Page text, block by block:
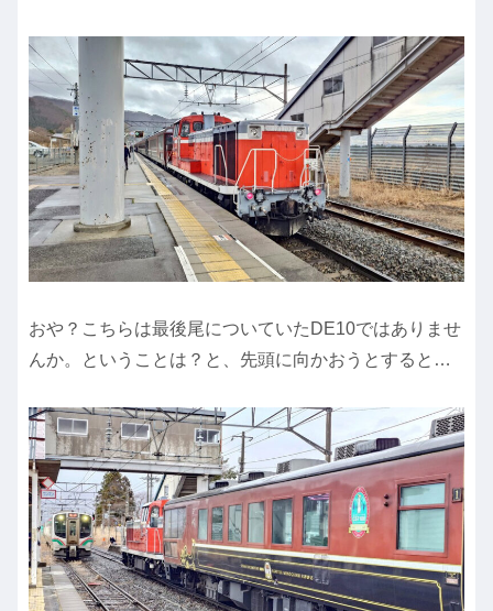
おや？こちらは最後尾についていたDE10ではありませ
んか。ということは？と、先頭に向かおうとすると…